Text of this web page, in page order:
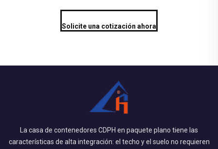
Solicite una cotización ahora
La casa de contenedores CDPH en paquete plano tiene las
características de alta integración: el techo y el suelo no requieren